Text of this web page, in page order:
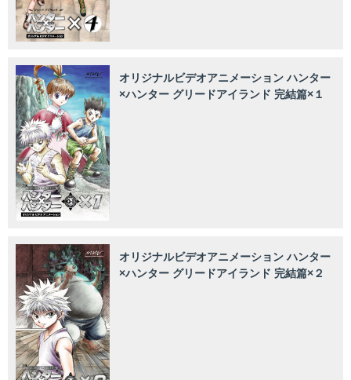
オリジナルビデオアニメーション ハンター
×ハンター グリードアイランド 完結篇×１
オリジナルビデオアニメーション ハンター
×ハンター グリードアイランド 完結篇×２